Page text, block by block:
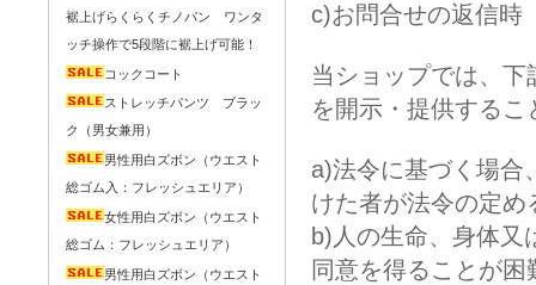
c)お問合せの返信時
当ショップでは、
を開示・提供する
a)法令に基づく場合
けた者が法令の定
b)人の生命、身体又
同意を得ることが困
裾上げらくらくチノパン ワンタ
ッチ操作で5段階に裾上げ可能！
コックコート
ストレッチパンツ ブラッ
ク（男女兼用）
男性用白ズボン（ウエスト
総ゴム入：フレッシュエリア）
女性用白ズボン（ウエスト
総ゴム：フレッシュエリア）
男性用白ズボン（ウエスト